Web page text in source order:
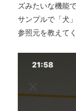
ズみたいな機能で
サンプルで「犬
参照元を教えて